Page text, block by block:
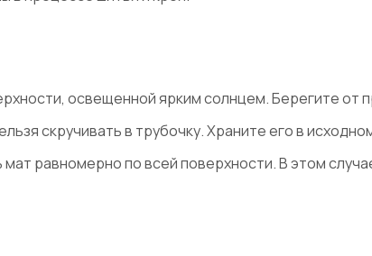
освещенной ярким солнцем. Берегите от
скручивать в трубочку. Храните его в
равномерно по всей поверхности. В этом